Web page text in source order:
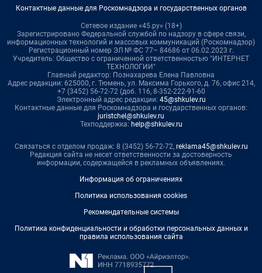
Контактные данные для Роскомнадзора и государственных органов
Сетевое издание «45.ру» (18+)
Зарегистрировано Федеральной службой по надзору в сфере связи,
информационных технологий и массовых коммуникаций (Роскомнадзор)
Регистрационный номер ЭЛ № ФС 77– 84686 от 06.02.2023 г.
Учредитель: Общество с ограниченной ответственностью "ИНТЕРНЕТ
ТЕХНОЛОГИИ"
Главный редактор: Познахарева Елена Павловна
Адрес редакции: 625000, г. Тюмень, ул. Максима Горького, д. 76, офис 214,
+7 (3452) 56-72-72 (доб. 116, 8-352-222-91-60
Электронный адрес редакции: 45@shkulev.ru
Контактные данные для Роскомнадзора и государственных органов:
juristchel@shkulev.ru
Техподдержка: help@shkulev.ru
Связаться с отделом продаж: 8 (3452) 56-72-72, reklama45@shkulev.ru
Редакция сайта не несет ответственности за достоверность
информации, содержащейся в рекламных объявлениях.
Информация об ограничениях
Политика использования cookies
Рекомендательные системы
Политика конфиденциальности и обработки персональных данных и
правила использования сайта